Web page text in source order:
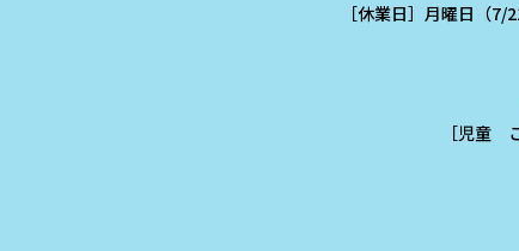
［休業日］月曜日（
［児童